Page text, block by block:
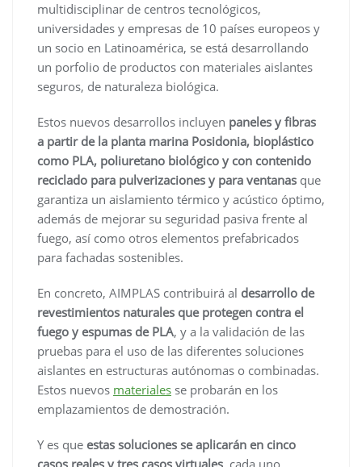
multidisciplinar de centros tecnológicos,
universidades y empresas de 10 países europeos y
un socio en Latinoamérica, se está desarrollando
un porfolio de productos con materiales aislantes
seguros, de naturaleza biológica.
Estos nuevos desarrollos incluyen paneles y fibras
a partir de la planta marina Posidonia, bioplástico
como PLA, poliuretano biológico y con contenido
reciclado para pulverizaciones y para ventanas que
garantiza un aislamiento térmico y acústico óptimo,
además de mejorar su seguridad pasiva frente al
fuego, así como otros elementos prefabricados
para fachadas sostenibles.
En concreto, AIMPLAS contribuirá al desarrollo de
revestimientos naturales que protegen contra el
fuego y espumas de PLA, y a la validación de las
pruebas para el uso de las diferentes soluciones
aislantes en estructuras autónomas o combinadas.
Estos nuevos materiales se probarán en los
emplazamientos de demostración.
Y es que estas soluciones se aplicarán en cinco